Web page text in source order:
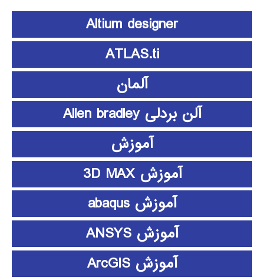
Altium designer
ATLAS.ti
آلمان
آلن بردلی Allen bradley
آموزش
آموزش 3D MAX
آموزش abaqus
آموزش ANSYS
آموزش ArcGIS